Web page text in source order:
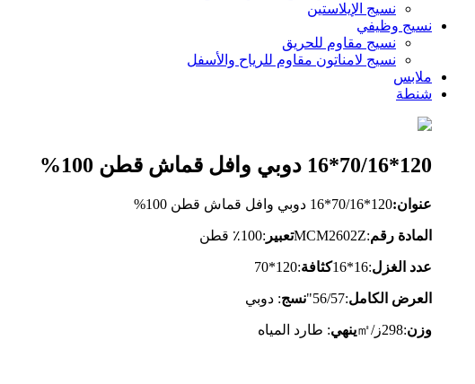
نسيج الإيلاستين
نسيج وظيفي
نسيج مقاوم للحريق
نسيج لامناتون مقاوم للرياح والأسفل
ملابس
شنطة
120*70/16*16 دوبي وافل قماش قطن 100%
عنوان:120*70/16*16 دوبي وافل قماش قطن 100%
المادة رقم:
MCM2602Z تعبير :100٪ قطن
عدد الغزل:
16*16 كثافة:
120*70
العرض الكامل:
56/57
"نسج: دوبي
وزن:
298ز/㎡ ينهي: طارد المياه